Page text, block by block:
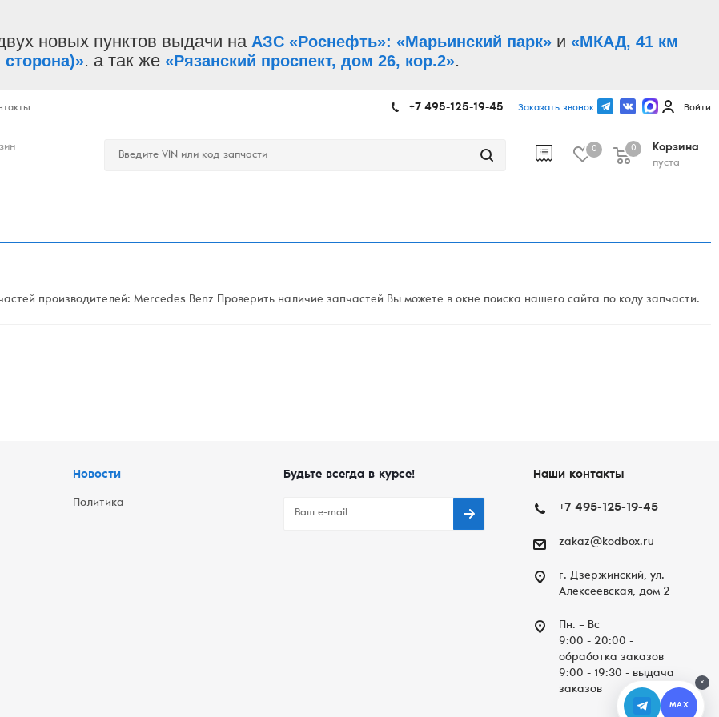
новых пунктов выдачи на АЗС «Роснефть»: «Марьинский парк» и «МКАД, 41 км
сторона)». а так же «Рязанский проспект, дом 26, кор.2».
+7 495-125-19-45 Заказать звонок Войти
0
Корзина
пуста
0
производителей: Mercedes Benz Проверить наличие запчастей Вы можете в окне поиска нашего сайта по коду запчасти.
Новости
Политика
Будьте всегда в курсе! Наши контакты
+7 495-125-19-45
zakaz@kodbox.ru
г. Дзержинский, ул.
Алексеевская, дом 2
Пн. – Вc
9:00 - 20:00 -
обработка заказов
9:00 - 19:30 - выдача
заказов
×
MAX